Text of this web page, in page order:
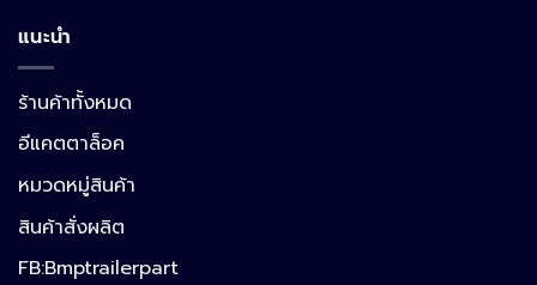
แนะนำ
ร้านค้าทั้งหมด
อีแคตตาล็อค
หมวดหมู่สินค้า
สินค้าสั่งผลิต
FB:Bmptrailerpart